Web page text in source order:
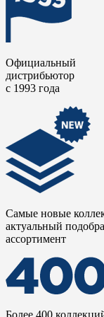
Официальный
дистрибьютор
с 1993 года
Самые новые
актуальный
ассортимент
Более 400